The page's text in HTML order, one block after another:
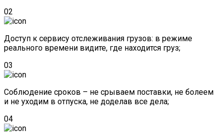
02
Доступ к сервису отслеживания грузов: в режиме
реального времени видите, где находится груз;
03
Соблюдение сроков – не срываем поставки, не болеем
и не уходим в отпуска, не доделав все дела;
04